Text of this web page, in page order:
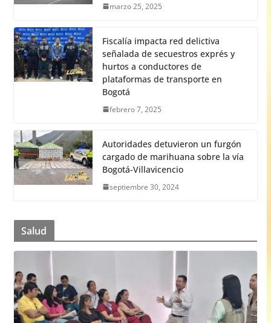
marzo 25, 2025
Fiscalía impacta red delictiva
señalada de secuestros exprés y
hurtos a conductores de
plataformas de transporte en
Bogotá
febrero 7, 2025
Autoridades detuvieron un furgón
cargado de marihuana sobre la vía
Bogotá-Villavicencio
septiembre 30, 2024
Salud